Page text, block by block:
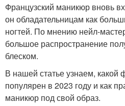
Французский маникюр вновь
он обладательницам как
ногтей. По мнению нейл-
большое распространение
блеском.
В нашей статье узнаем, какой
популярен в 2023 году и как
маникюр под свой образ.